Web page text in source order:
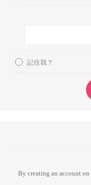
記住我？
By creating an account